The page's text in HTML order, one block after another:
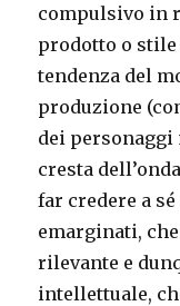
compulsivo in
prodotto o
tendenza del
produzione
dei
cresta
far credere a
emarginati,
rilevante e
intellettuale,